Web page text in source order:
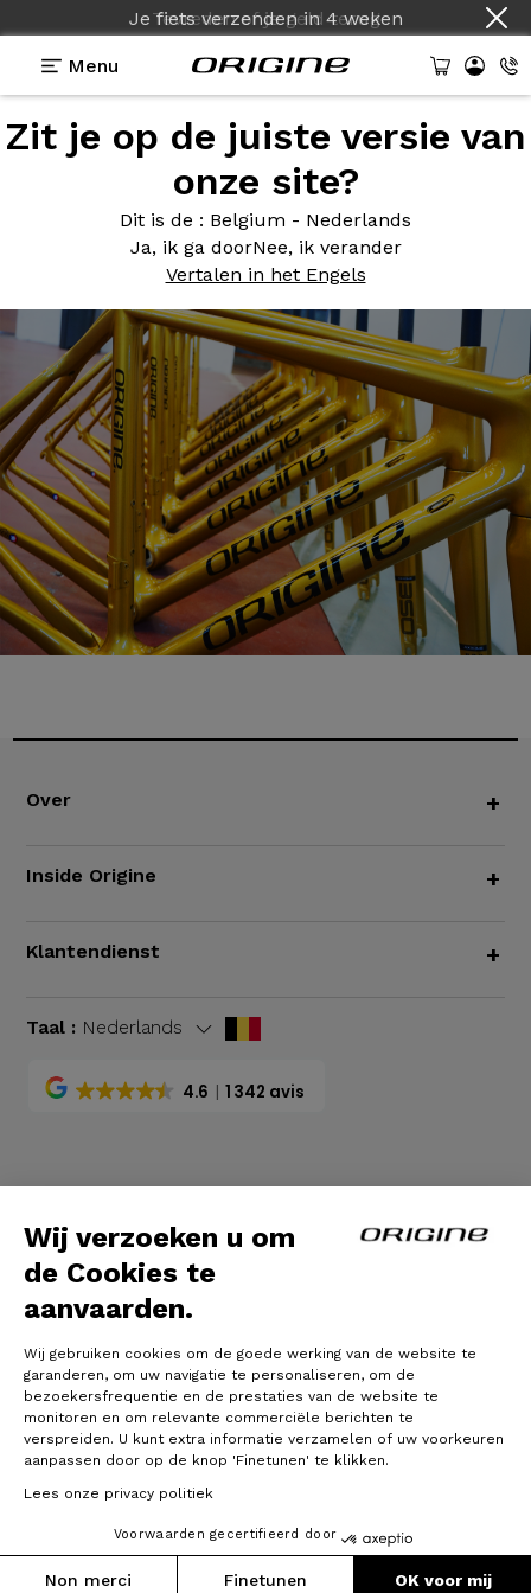
Wij verzoeken u om
de Cookies te
aanvaarden.
Wij gebruiken cookies om de goede werking van de website te
garanderen, om uw navigatie te personaliseren, om de
bezoekersfrequentie en de prestaties van de website te
monitoren en om relevante commerciële berichten te
verspreiden. U kunt extra informatie verzamelen of uw voorkeuren
aanpassen door op de knop 'Finetunen' te klikken.
Lees onze privacy politiek
Voorwaarden gecertifieerd door
Non merci Finetunen OK voor mij
Je fiets verzendenin4 weken
Menu
Zit je op de juiste versie van
onze site?
Dit is de : Belgium - Nederlands
Ja, ik ga doorNee, ik verander
Vertalen in het Engels
Photos> Axxome 350 Colors on demand
Axxome 350Colors on
demand
Over +
Inside Origine +
Klantendienst +
Taal : Nederlands
4.6 1 342 avis
© Origine Cycles